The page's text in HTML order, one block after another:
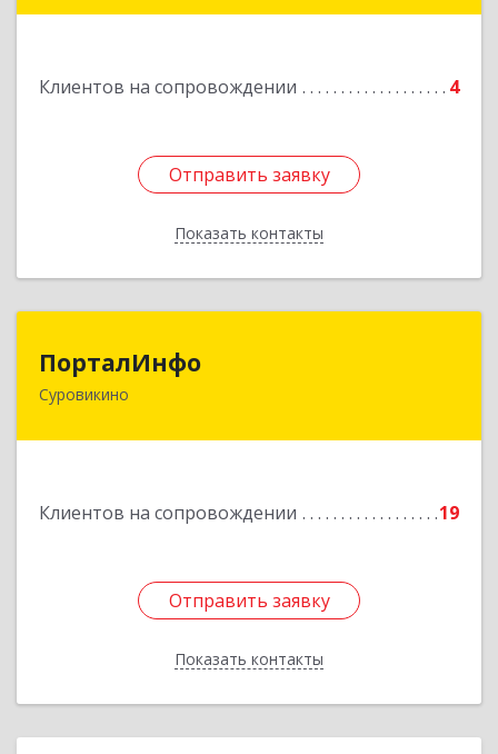
Клиентов на сопровождении 4
Отправить заявку
Показать контакты
Отправить заявку
Назад
ПорталИнфо
Суровикино
Клиентов на сопровождении 19
Отправить заявку
Показать контакты
404414, г.Суровкино Волгоградской обл. ул. 1-й
Отправить заявку
Назад